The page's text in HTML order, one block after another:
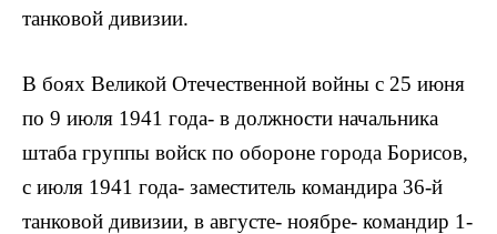
танковой дивизии.
В боях Великой Отечественной войны с 25 июня
по 9 июля 1941 года- в должности начальника
штаба группы войск по обороне города Борисов,
с июля 1941 года- заместитель командира 36-й
танковой дивизии, в августе- ноябре- командир 1-